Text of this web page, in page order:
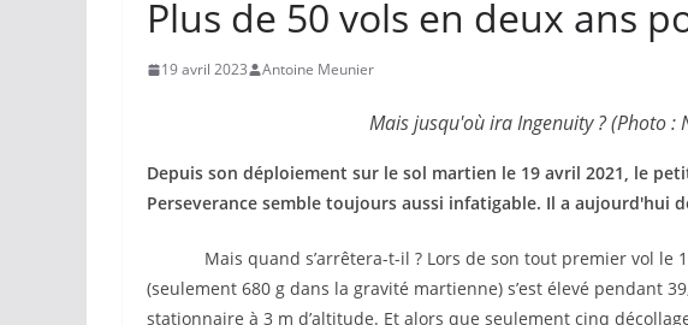
Plus de 50 vols en deux ans
19 avril 2023 Antoine Meunier
Mais jusqu'où ira Ingenuity ? (Photo :
Depuis son déploiement sur le sol martien le 19 avril 2021, le
Perseverance semble toujours aussi infatigable. Il a aujourd'hui
Mais quand s’arrêtera-t-il ? Lors de son tout premier vol le
(seulement 680 g dans la gravité martienne) s’est élevé pendant
stationnaire à 3 m d’altitude. Et alors que seulement cinq